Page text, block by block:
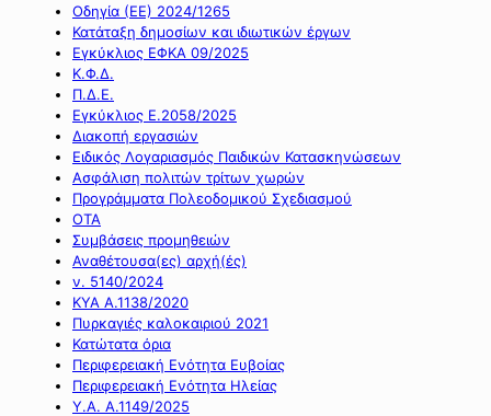
Οδηγία (ΕΕ) 2024/1265
Κατάταξη δημοσίων και ιδιωτικών έργων
Εγκύκλιος ΕΦΚΑ 09/2025
Κ.Φ.Δ.
Π.Δ.Ε.
Εγκύκλιος Ε.2058/2025
Διακοπή εργασιών
Ειδικός Λογαριασμός Παιδικών Κατασκηνώσεων
Ασφάλιση πολιτών τρίτων χωρών
Προγράμματα Πολεοδομικού Σχεδιασμού
ΟΤΑ
Συμβάσεις προμηθειών
Αναθέτουσα(ες) αρχή(ές)
ν. 5140/2024
ΚΥΑ Α.1138/2020
Πυρκαγιές καλοκαιριού 2021
Κατώτατα όρια
Περιφερειακή Ενότητα Ευβοίας
Περιφερειακή Ενότητα Ηλείας
Υ.Α. Α.1149/2025